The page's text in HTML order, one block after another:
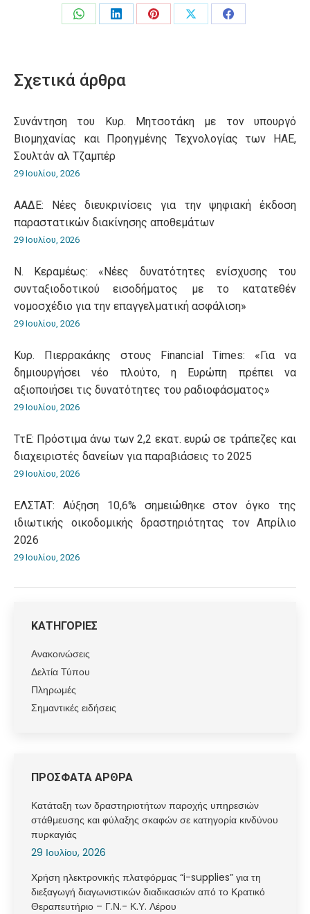
Share
Share
Share
Share
Share
Σχετικά άρθρα
Συνάντηση του Κυρ. Μητσοτάκη με τον υπουργό
Βιομηχανίας και Προηγμένης Τεχνολογίας των ΗΑΕ,
Σουλτάν αλ Τζαμπέρ
29 Ιουλίου, 2026
ΑΑΔΕ: Νέες διευκρινίσεις για την ψηφιακή έκδοση
παραστατικών διακίνησης αποθεμάτων
29 Ιουλίου, 2026
Ν. Κεραμέως: «Νέες δυνατότητες ενίσχυσης του
συνταξιοδοτικού εισοδήματος με το κατατεθέν
νομοσχέδιο για την επαγγελματική ασφάλιση»
29 Ιουλίου, 2026
Κυρ. Πιερρακάκης στους Financial Times: «Για να
δημιουργήσει νέο πλούτο, η Ευρώπη πρέπει να
αξιοποιήσει τις δυνατότητες του ραδιοφάσματος»
29 Ιουλίου, 2026
ΤτΕ: Πρόστιμα άνω των 2,2 εκατ. ευρώ σε τράπεζες και
διαχειριστές δανείων για παραβιάσεις το 2025
29 Ιουλίου, 2026
ΕΛΣΤΑΤ: Αύξηση 10,6% σημειώθηκε στον όγκο της
ιδιωτικής οικοδομικής δραστηριότητας τον Απρίλιο
2026
29 Ιουλίου, 2026
ΚΑΤΗΓΟΡΙΕΣ
Ανακοινώσεις
Δελτία Τύπου
Πληρωμές
Σημαντικές ειδήσεις
ΠΡΟΣΦΑΤΑ ΑΡΘΡΑ
Κατάταξη των δραστηριοτήτων παροχής υπηρεσιών
στάθμευσης και φύλαξης σκαφών σε κατηγορία κινδύνου
πυρκαγιάς
29 Ιουλίου, 2026
Χρήση ηλεκτρονικής πλατφόρμας “i-supplies” για τη
διεξαγωγή διαγωνιστικών διαδικασιών από το Κρατικό
Θεραπευτήριο – Γ.Ν.- Κ.Υ. Λέρου